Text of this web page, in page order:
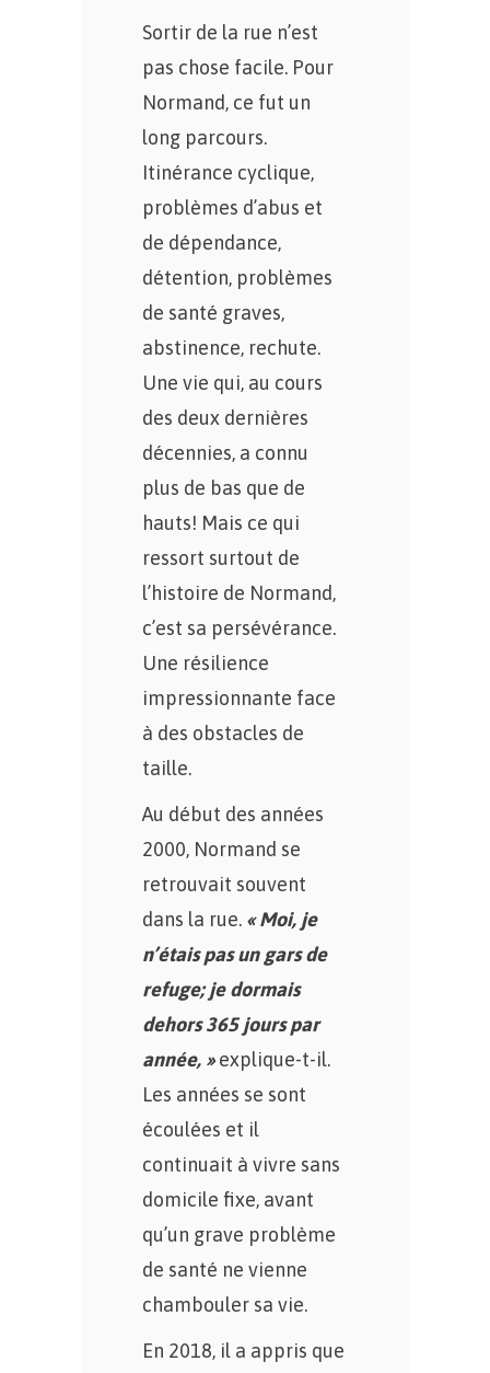
Sortir de la rue n’est
pas chose facile. Pour
Normand, ce fut un
long parcours.
Itinérance cyclique,
problèmes d’abus et
de dépendance,
détention, problèmes
de santé graves,
abstinence, rechute.
Une vie qui, au cours
des deux dernières
décennies, a connu
plus de bas que de
hauts! Mais ce qui
ressort surtout de
l’histoire de Normand,
c’est sa persévérance.
Une résilience
impressionnante face
à des obstacles de
taille.
Au début des années
2000, Normand se
retrouvait souvent
dans la rue. « Moi, je
n’étais pas un gars de
refuge; je dormais
dehors 365 jours par
année, »explique-t-il.
Les années se sont
écoulées et il
continuait à vivre sans
domicile fixe, avant
qu’un grave problème
de santé ne vienne
chambouler sa vie.
En 2018, il a appris que